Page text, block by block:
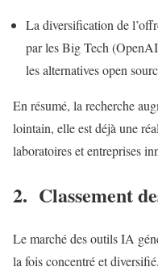
La diversification de
par les Big Tech
les alternatives open
En résumé, la recherche
lointain, elle est déjà une
laboratoires et entreprises
2. Classement
Le marché des outils IA
la fois concentré et